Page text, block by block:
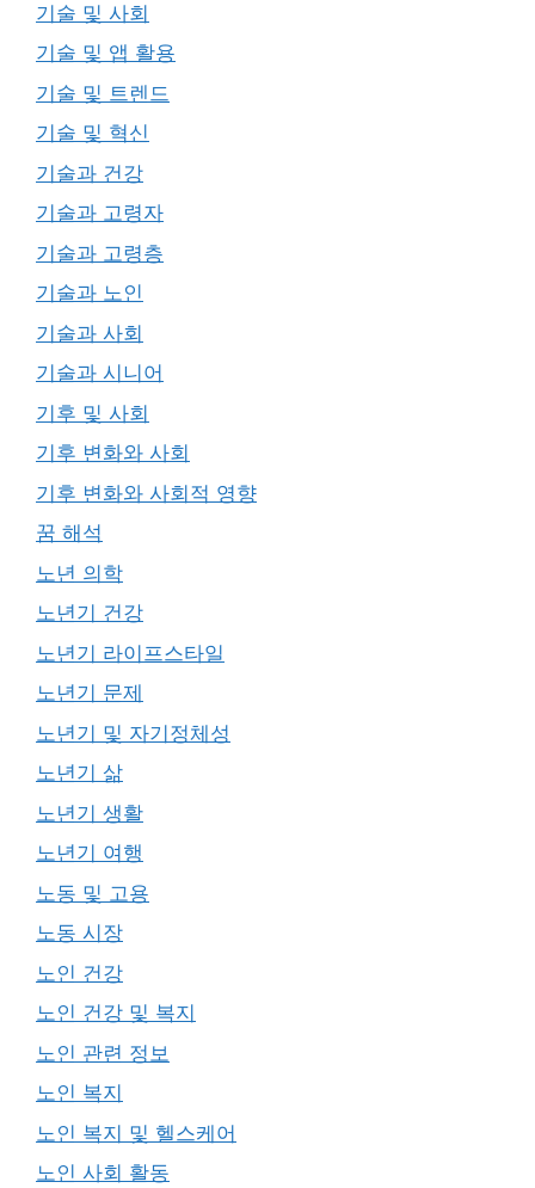
기술 및 사회
기술 및 앱 활용
기술 및 트렌드
기술 및 혁신
기술과 건강
기술과 고령자
기술과 고령층
기술과 노인
기술과 사회
기술과 시니어
기후 및 사회
기후 변화와 사회
기후 변화와 사회적 영향
꿈 해석
노년 의학
노년기 건강
노년기 라이프스타일
노년기 문제
노년기 및 자기정체성
노년기 삶
노년기 생활
노년기 여행
노동 및 고용
노동 시장
노인 건강
노인 건강 및 복지
노인 관련 정보
노인 복지
노인 복지 및 헬스케어
노인 사회 활동